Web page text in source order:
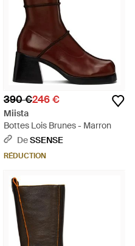
390 €246 €
Miista
Bottes Lois Brunes - Marron
DeSSENSE
RÉDUCTION